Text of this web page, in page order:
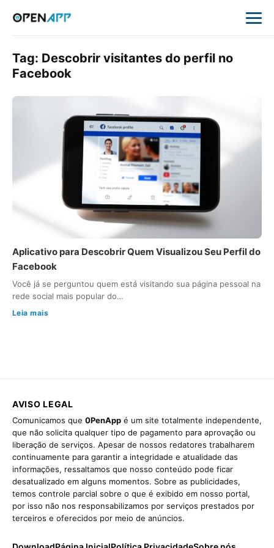
Tag: Descobrir visitantes do perfil no
Facebook
Aplicativo para Descobrir Quem Visualizou Seu Perfil do
Facebook
Você já se perguntou quem está visitando sua página pessoal na
rede social mais popular do…
Leia mais
AVISO LEGAL
Comunicamos que 0PenApp é um site totalmente independente,
que não solicita qualquer tipo de pagamento para aprovação ou
liberação de serviços. Apesar de nossos redatores trabalharem
continuamente para garantir a integridade e atualidade das
informações, ressaltamos que nosso conteúdo pode ficar
desatualizado em alguns momentos. Sobre as publicidades,
temos controle parcial sobre o que é exibido em nosso portal,
por isso não nos responsabilizamos por serviços prestados por
terceiros e oferecidos por meio de anúncios.